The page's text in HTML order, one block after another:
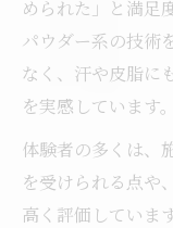
められた」と満足
パウダー系の技術
なく、汗や皮脂に
を実感しています。
体験者の多くは、
を受けられる点や
高く評価していま